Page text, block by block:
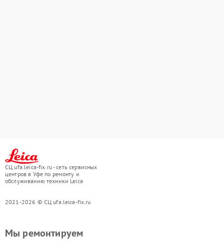
СЦ ufa.leica-fix.ru - сеть сервисных
центров в Уфе по ремонту и
обслуживанию техники Leica
2021-2026 © СЦ ufa.leica-fix.ru
Мы ремонтируем